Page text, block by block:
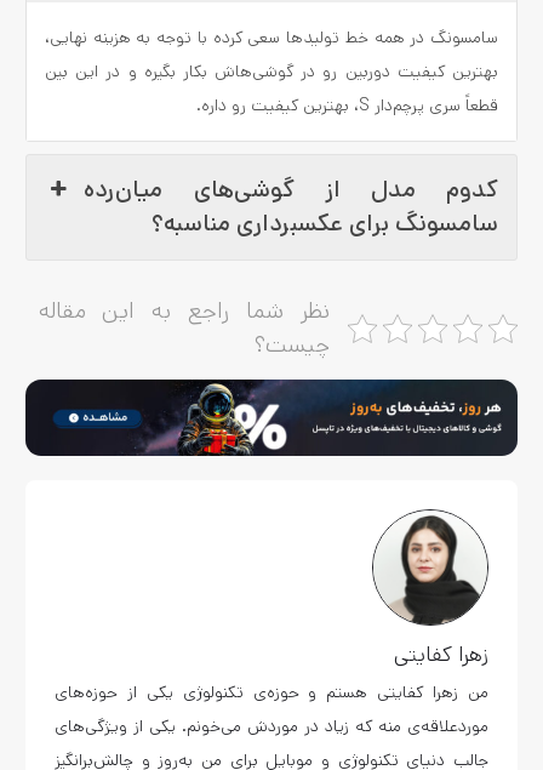
سامسونگ در همه خط تولیدها سعی کرده با توجه به هزینه نهایی،
بهترین کیفیت دوربین رو در گوشی‌هاش بکار بگیره و در این بین
قطعاً سری پرچم‌دار S، بهترین کیفیت رو داره.
کدوم مدل از گوشی‌های میان‌رده
سامسونگ برای عکسبرداری مناسبه؟
نظر شما راجع به این مقاله
چیست؟
زهرا کفایتی
من زهرا کفایتی هستم و حوزه‌ی تکنولوژی یکی از حوزه‌های
موردعلاقه‌ی منه که زیاد در موردش می‌خونم. یکی از ویژگی‌های
جالب دنیای تکنولوژی و موبایل برای من به‌روز و چالش‌برانگیز